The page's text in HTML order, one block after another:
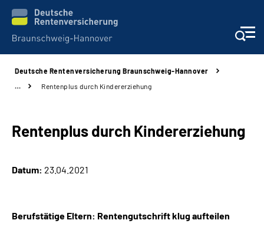
Unsere Kliniken
Karriere
Deutsche Rentenversicherung Braunschweig-Hannover
…
Rentenplus durch Kindererziehung
Rentenplus durch Kindererziehung
Datum: 23.04.2021
Berufstätige Eltern: Rentengutschrift klug aufteilen